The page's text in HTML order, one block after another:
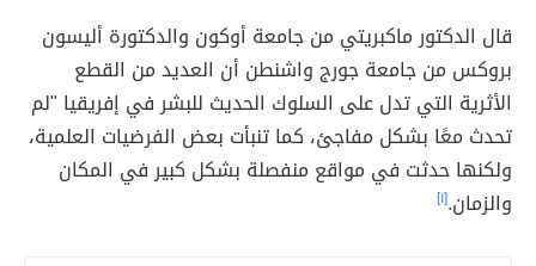
قال الدكتور ماكبريتي من جامعة أوكون والدكتورة أليسون
بروكس من جامعة جورج واشنطن أن العديد من القطع
الأثرية التي تدل على السلوك الحديث للبشر في إفريقيا "لم
تحدث معًا بشكل مفاجئ، كما تنبأت بعض الفرضيات العلمية،
ولكنها حدثت في مواقع منفصلة بشكل كبير في المكان
والزمان.[١]